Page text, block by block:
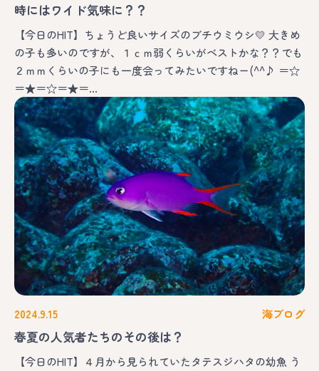
時にはワイド気味に？？
【今日のHIT】ちょうど良いサイズのブチウミウシ💛 大きめ
の子も多いのですが、１ｃｍ弱くらいがベストかな？？でも
２ｍｍくらいの子にも一度会ってみたいですねー(^^♪ ＝☆
＝★＝☆＝★＝…
2024.9.15 海ブログ
春夏の人気者たちのその後は？
【今日のHIT】４月から見られていたタテスジハタの幼魚 う